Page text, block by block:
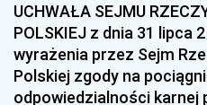
1996 1995
1993 1992
1990 1989
UCHWAŁA SEJMU
POLSKIEJ z dnia 31 lipca
wyrażenia przez Sejm
Polskiej zgody na
odpowiedzialności karnej